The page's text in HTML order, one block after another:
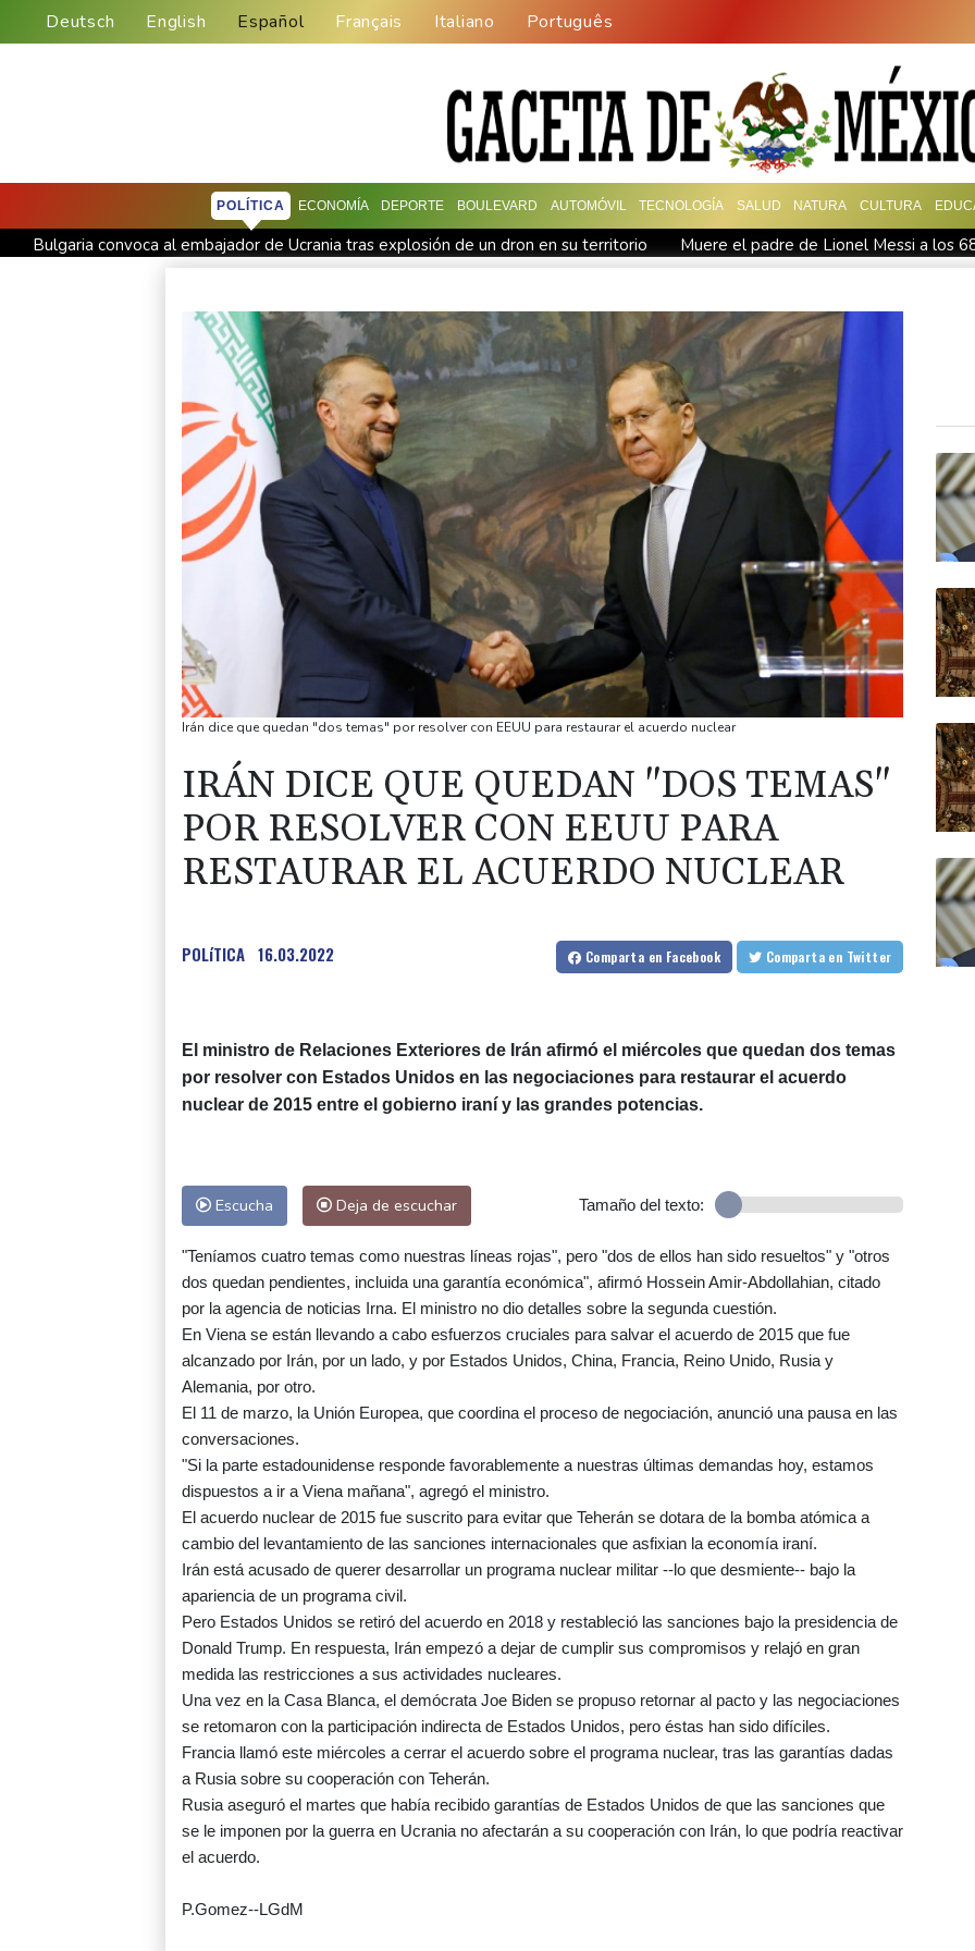
Deutsch English Español Français Italiano Português
POLÍTICA ECONOMÍA DEPORTE BOULEVARD AUTOMÓVIL TECNOLOGÍA SALUD NATURA CULTURA
Bulgaria convoca al embajador de Ucrania tras explosión de un dron en su territorio
Muere el padre de Lionel Messi a los
Muere el padre de Lionel Messi a los 68 años
Apple y OpenAI escalan su batalla legal por robo de secretos comerciales
Ucrania se despide de un voluntario que dedicó su vida a rescatar a los muertos
Canadá trata de adaptarse a un futuro de
Ucrania despide a un voluntario que dedicó su vida a rescatar a los muertos
Un dron entra en Bulgaria y estalla cerca de un
Irán dice que quedan "dos temas" por resolver con EEUU para restaurar el acuerdo nuclear
IRÁN DICE QUE QUEDAN "DOS TEMAS"
POR RESOLVER CON EEUU PARA
RESTAURAR EL ACUERDO NUCLEAR
POLíTICA 16.03.2022 Comparta en Facebook Comparta en Twitter
El ministro de Relaciones Exteriores de Irán afirmó el miércoles que quedan dos temas
por resolver con Estados Unidos en las negociaciones para restaurar el acuerdo
nuclear de 2015 entre el gobierno iraní y las grandes potencias.
Escucha Deja de escuchar Tamaño del texto:
"Teníamos cuatro temas como nuestras líneas rojas", pero "dos de ellos han sido resueltos" y "otros
dos quedan pendientes, incluida una garantía económica", afirmó Hossein Amir-Abdollahian, citado
por la agencia de noticias Irna. El ministro no dio detalles sobre la segunda cuestión.
En Viena se están llevando a cabo esfuerzos cruciales para salvar el acuerdo de 2015 que fue
alcanzado por Irán, por un lado, y por Estados Unidos, China, Francia, Reino Unido, Rusia y
Alemania, por otro.
El 11 de marzo, la Unión Europea, que coordina el proceso de negociación, anunció una pausa en las
conversaciones.
"Si la parte estadounidense responde favorablemente a nuestras últimas demandas hoy, estamos
dispuestos a ir a Viena mañana", agregó el ministro.
El acuerdo nuclear de 2015 fue suscrito para evitar que Teherán se dotara de la bomba atómica a
cambio del levantamiento de las sanciones internacionales que asfixian la economía iraní.
Irán está acusado de querer desarrollar un programa nuclear militar --lo que desmiente-- bajo la
apariencia de un programa civil.
Pero Estados Unidos se retiró del acuerdo en 2018 y restableció las sanciones bajo la presidencia de
Donald Trump. En respuesta, Irán empezó a dejar de cumplir sus compromisos y relajó en gran
medida las restricciones a sus actividades nucleares.
Una vez en la Casa Blanca, el demócrata Joe Biden se propuso retornar al pacto y las negociaciones
se retomaron con la participación indirecta de Estados Unidos, pero éstas han sido difíciles.
Francia llamó este miércoles a cerrar el acuerdo sobre el programa nuclear, tras las garantías dadas
a Rusia sobre su cooperación con Teherán.
Rusia aseguró el martes que había recibido garantías de Estados Unidos de que las sanciones que
se le imponen por la guerra en Ucrania no afectarán a su cooperación con Irán, lo que podría reactivar
el acuerdo.
P.Gomez--LGdM